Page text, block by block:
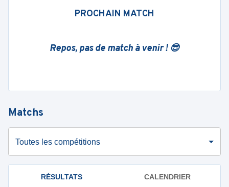
PROCHAIN MATCH
Repos, pas de match à venir ! 😎
Matchs
Toutes les compétitions
RÉSULTATS CALENDRIER